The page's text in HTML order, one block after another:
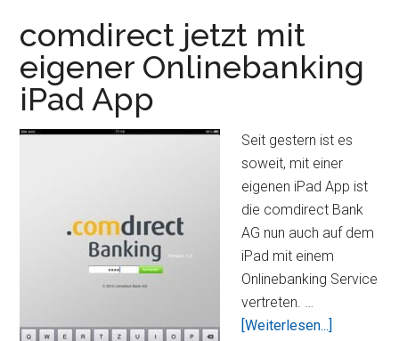
dem
iPad
möglich
comdirect jetzt mit
eigener Onlinebanking
iPad App
Seit gestern ist es
soweit, mit einer
eigenen iPad App ist
die comdirect Bank
AG nun auch auf dem
iPad mit einem
Onlinebanking Service
vertreten. …
[Weiterlesen...]